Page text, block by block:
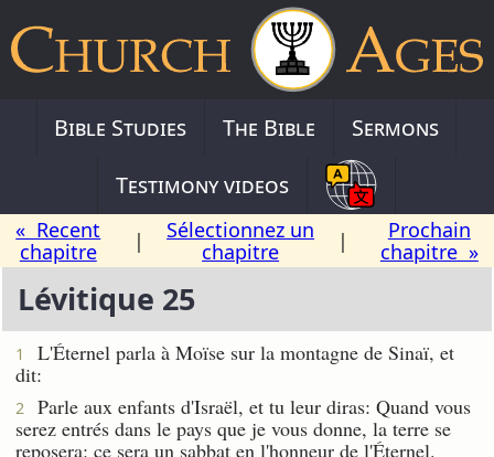
Bible Studies The Bible
Sermons
Testimony videos
« Recent
chapitre
|
Sélectionnez un
chapitre
|
Prochain
chapitre »
Lévitique 25
1
L'Éternel parla à Moïse sur la montagne de Sinaï, et
dit:
2
Parle aux enfants d'Israël, et tu leur diras: Quand vous
serez entrés dans le pays que je vous donne, la terre se
reposera: ce sera un sabbat en l'honneur de l'Éternel.